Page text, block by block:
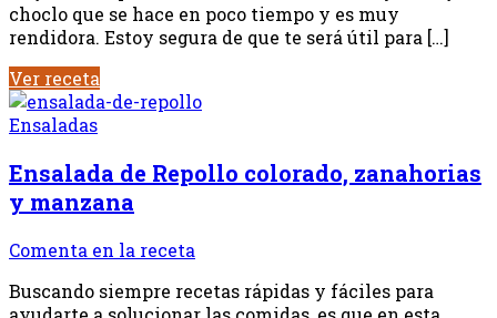
choclo que se hace en poco tiempo y es muy
rendidora. Estoy segura de que te será útil para […]
Ver receta
Ensaladas
Ensalada de Repollo colorado, zanahorias
y manzana
Comenta en la receta
Buscando siempre recetas rápidas y fáciles para